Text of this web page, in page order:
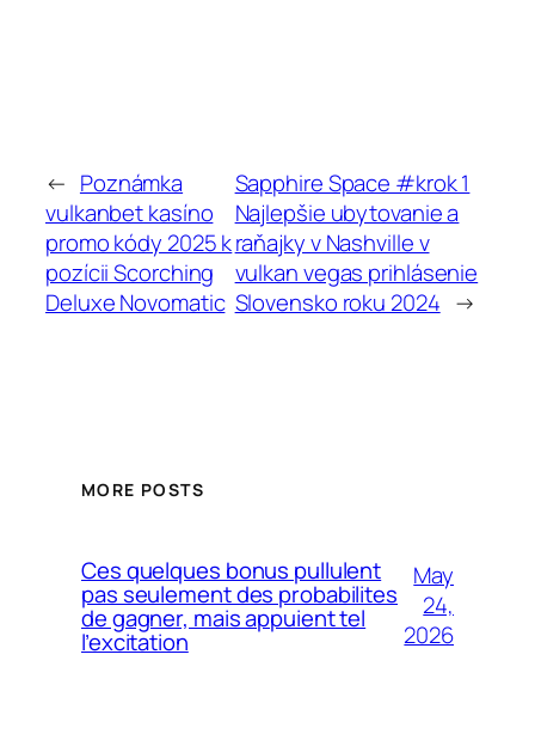
← Poznámka
vulkanbet kasíno
promo kódy 2025 k
pozícii Scorching
Deluxe Novomatic
Sapphire Space #krok 1
Najlepšie ubytovanie a
raňajky v Nashville v
vulkan vegas prihlásenie
Slovensko roku 2024 →
MORE POSTS
Ces quelques bonus pullulent
pas seulement des probabilites
de gagner, mais appuient tel
l’excitation
May
24,
2026